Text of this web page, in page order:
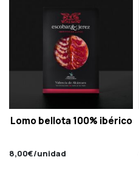
Lomo bellota 100% ibérico
8,00€/unidad